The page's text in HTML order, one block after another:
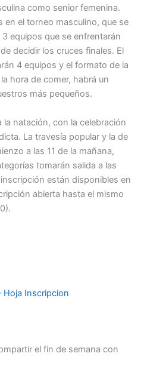
como senior femenina.
en el torneo masculino, que se
equipos que se enfrentarán
decidir los cruces finales. El
4 equipos y el formato de la
hora de comer, habrá un
más pequeños.
natación, con la celebración
La travesía popular y la de
a las 11 de la mañana,
tomarán salida a las
están disponibles en
abierta hasta el mismo
Hoja Inscripcion
el fin de semana con